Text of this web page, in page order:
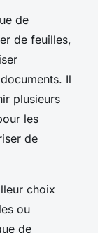
de
de feuilles,
Il
plusieurs
les
de
choix
ou
de